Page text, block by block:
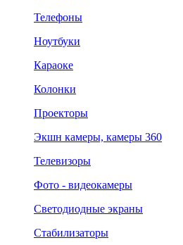
Телефоны
Ноутбуки
Караоке
Колонки
Проекторы
Экшн камеры, камеры 360
Телевизоры
Фото - видеокамеры
Светодиодные экраны
Стабилизаторы